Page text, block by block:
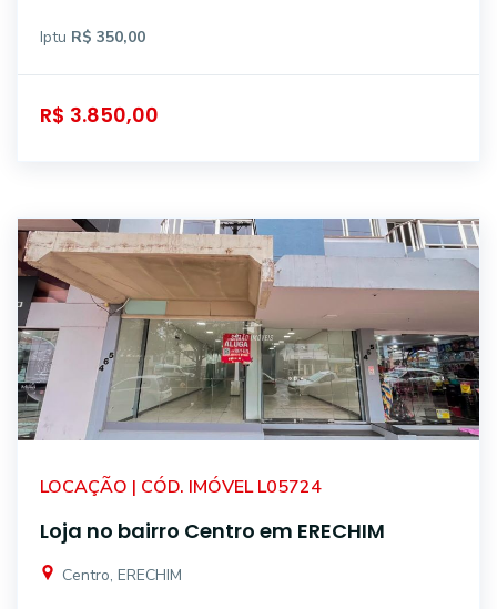
Iptu R$ 350,00
R$ 3.850,00
LOCAÇÃO | CÓD. IMÓVEL L05724
Loja no bairro Centro em ERECHIM
Centro, ERECHIM